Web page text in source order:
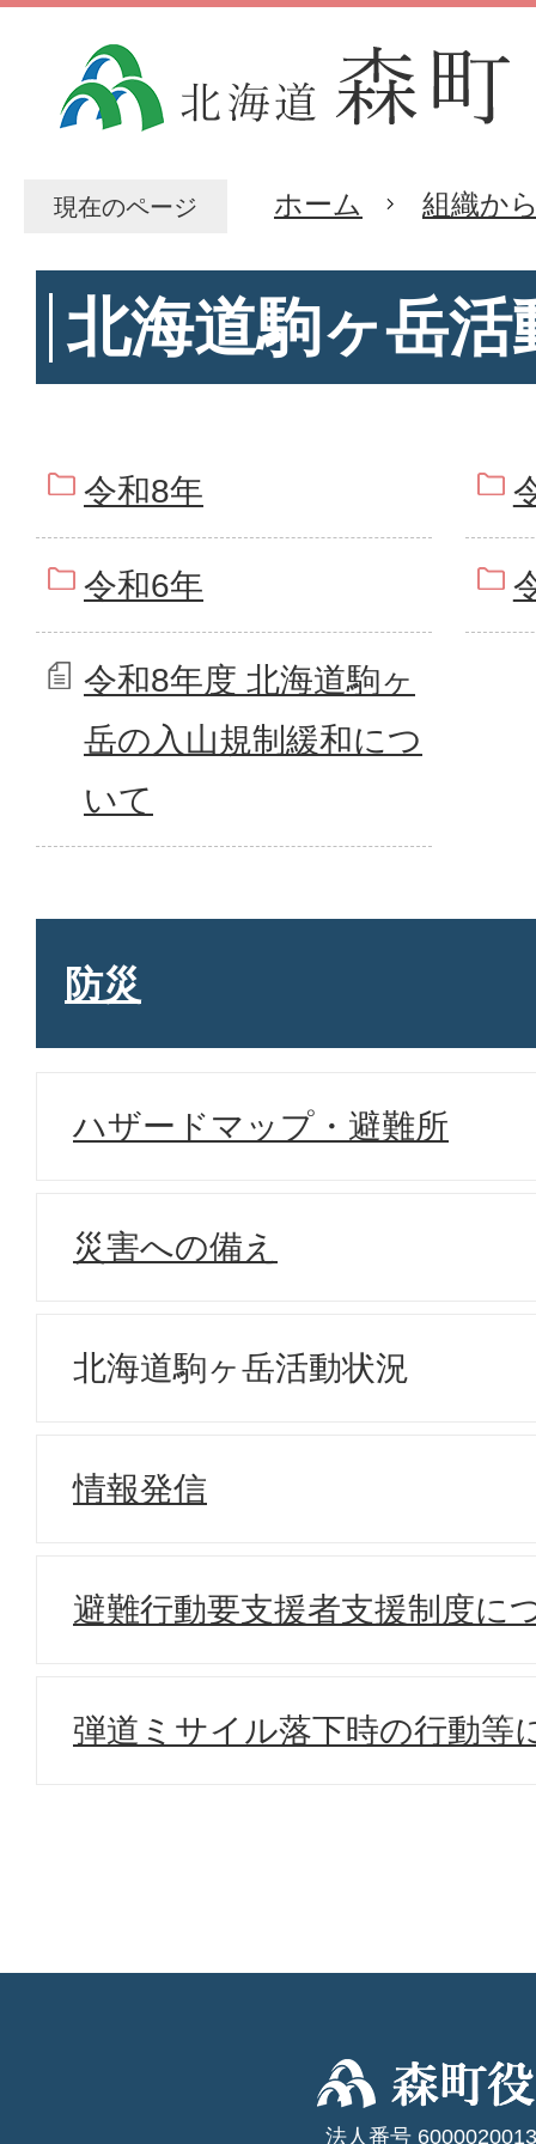
現在のページ ホーム 組織か
北海道駒ヶ岳活
令和8年
令和6年
令和8年度 北海道駒ヶ
岳の入山規制緩和につ
いて
防災
ハザードマップ・避難所
災害への備え
北海道駒ヶ岳活動状況
情報発信
避難行動要支援者支援制度に
弾道ミサイル落下時の行動等
法人番号